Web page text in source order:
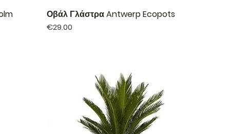
Οβάλ Γλάστρα Antwerp Ecopots
Price
€29.00